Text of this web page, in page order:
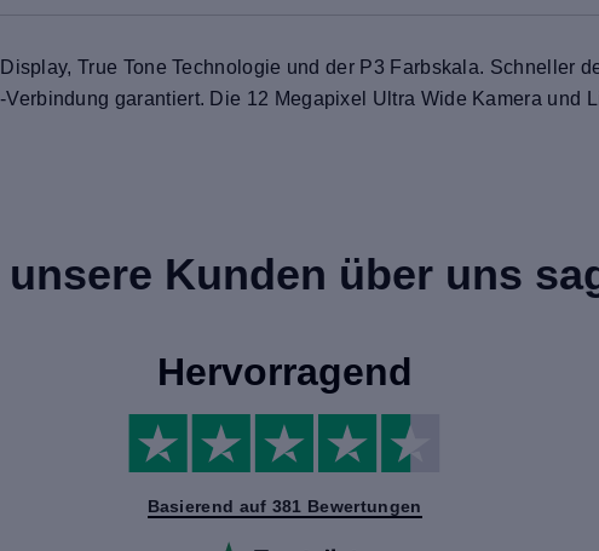
True Tone Technologie und der P3 Farbskala. Schneller
garantiert. Die 12 Megapixel Ultra Wide Kamera und
unsere Kunden über uns
Hervorragend
Basierend auf 381 Bewertungen